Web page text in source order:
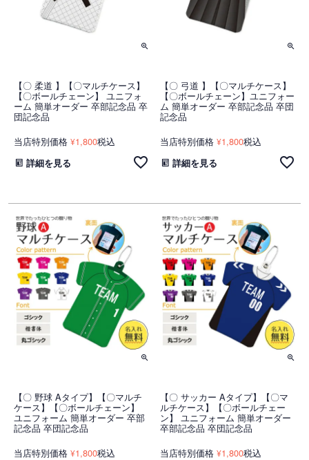
【〇 柔道 】【〇マルチケース】
【〇ボールチェーン】 ユニフォ
ーム 簡単オーダー 卒部記念品 卒
団記念品
当店特別価格 ¥1,800税込
詳細を見る
【〇 弓道 】【〇マルチケース】
【〇ボールチェーン】ユニフォー
ム 簡単オーダー 卒部記念品 卒団
記念品
当店特別価格 ¥1,800税込
詳細を見る
【〇 野球 Aタイプ】【〇マルチ
ケース】【〇ボールチェーン】
ユニフォーム 簡単オーダー 卒部
記念品 卒団記念品
当店特別価格 ¥1,800税込
【〇 サッカー Aタイプ】【〇マ
ルチケース】【〇ボールチェー
ン】 ユニフォーム 簡単オーダー
卒部記念品 卒団記念品
当店特別価格 ¥1,800税込